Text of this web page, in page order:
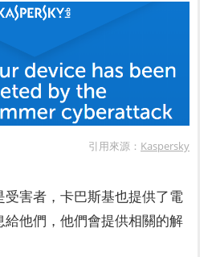
引用來源： Kaspersky
害者，卡巴斯基也提供了電
他們，他們會提供相關的解